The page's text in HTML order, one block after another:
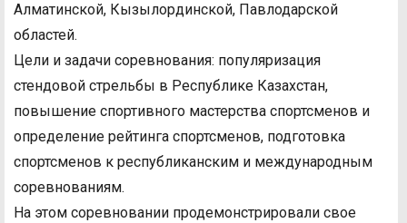
Алматинской, Кызылординской, Павлодарской
областей.
Цели и задачи соревнования: популяризация
стендовой стрельбы в Республике Казахстан,
повышение спортивного мастерства спортсменов и
определение рейтинга спортсменов, подготовка
спортсменов к республиканским и международным
соревнованиям.
На этом соревновании продемонстрировали свое